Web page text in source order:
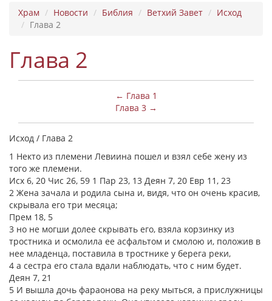
Храм Новости Библия Ветхий Завет
Исход
Глава 2
Глава 2
← Глава 1
Глава 3 →
Исход / Глава 2
1 Некто из племени Левиина пошел и взял себе жену из
того же племени.
Исх 6, 20 Чис 26, 59 1 Пар 23, 13 Деян 7, 20 Евр 11, 23
2 Жена зачала и родила сына и, видя, что он очень красив,
скрывала его три месяца;
Прем 18, 5
3 но не могши долее скрывать его, взяла корзинку из
тростника и осмолила ее асфальтом и смолою и, положив в
нее младенца, поставила в тростнике у берега реки,
4 а сестра его стала вдали наблюдать, что с ним будет.
Деян 7, 21
5 И вышла дочь фараонова на реку мыться, а прислужницы